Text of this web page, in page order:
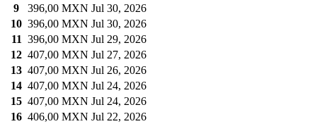
9
396,00 MXN Jul 30, 2026
10 396,00 MXN Jul 30, 2026
11 396,00 MXN Jul 29, 2026
12 407,00 MXN Jul 27, 2026
13 407,00 MXN Jul 26, 2026
14 407,00 MXN Jul 24, 2026
15 407,00 MXN Jul 24, 2026
16 406,00 MXN Jul 22, 2026